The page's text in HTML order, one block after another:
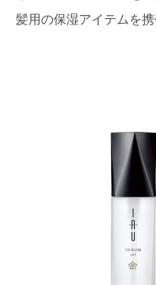
髪用の保湿アイテムを